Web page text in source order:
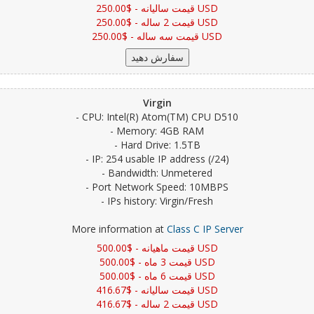
قیمت سالیانه - $250.00 USD
قیمت 2 ساله - $250.00 USD
قیمت سه ساله - $250.00 USD
Virgin
- CPU: Intel(R) Atom(TM) CPU D510
- Memory: 4GB RAM
- Hard Drive: 1.5TB
- IP: 254 usable IP address (/24)
- Bandwidth: Unmetered
- Port Network Speed: 10MBPS
- IPs history: Virgin/Fresh
More information at Class C IP Server
قیمت ماهیانه - $500.00 USD
قیمت 3 ماه - $500.00 USD
قیمت 6 ماه - $500.00 USD
قیمت سالیانه - $416.67 USD
قیمت 2 ساله - $416.67 USD